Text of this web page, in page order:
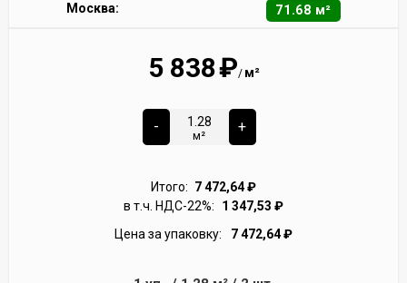
Москва:
71.68 м²
5 838₽/ м²
-
м²
+
Итого: 7 472,64₽
в т.ч. НДС-22%:
1 347,53 ₽
Цена за упаковку:
7 472,64₽